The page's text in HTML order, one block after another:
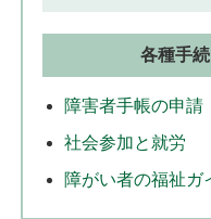
各種手
障害者手帳の申請
社会参加と就労
障がい者の福祉ガ